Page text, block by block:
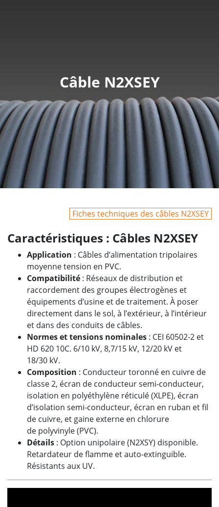
Câble N2XSEY
Fiches techniques des câbles N2XSEY
Caractéristiques : Câbles N2XSEY
Application : Câbles d’alimentation tripolaires
moyenne tension en PVC.
Compatibilité : Réseaux de distribution et
raccordement des groupes électrogènes et
équipements d’usine et de traitement. À poser
directement dans le sol, à l’extérieur, à l’intérieur
et dans des conduits de câbles.
Normes et tensions nominales : CEI 60502-2 et
HD 620 10C. 6/10 kV, 8,7/15 kV, 12/20 kV et
18/30 kV.
Composition : Conducteur toronné en cuivre de
classe 2, écran de conducteur semi-conducteur,
isolation en polyéthylène réticulé (XLPE), écran
d’isolation semi-conducteur, écran en ruban et fil
de cuivre, et gaine externe en chlorure
de polyvinyle (PVC).
Détails : Option unipolaire (N2XSY) disponible.
Retardateur de flamme et auto-extinguible.
Résistants aux UV.